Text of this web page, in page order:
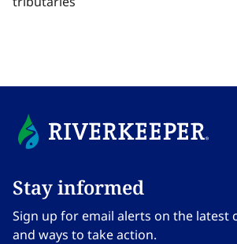
Stay informed​​​​‌ ‍ ​‍​‍‌‍ ‌ ​‍‌‍‍‌‌‍‌ ‌‍‍‌‌‍ ‍​‍​‍​ ‍‍​‍​‍‌ ​ ‌‍​‌‌‍ ‍‌‍‍‌‌ ‌​‌ ‍‌​‍ ‍‌‍‍‌‌‍ ​‍​‍​‍ ​​‍​‍‌‍‍​‌ ​‍‌‍‌‌‌‍‌‍​‍​‍​ ‍‍​‍​‍‌‍‍​‌ ‌​‌ ‌​‌ ​​‌ ​ ​ ‍‍​‍ ​‍ ‌‍​ ‌‍ ‌‌ ​ ​‍ ‍‌‍ ‌‌‍​‌‌‍‍‌‌‍ ‍​‍ ‍​ ​‍​ ​​​ ​‍​ ‌​‌ ​‍‌‍‌‌‌‍‌​‌‍‌‌‌ ​ ‌‍‍‌‌‍‌ ‌‍ ‍​‍ ‍‌ ​‍‌‍‍‌‌ ‌‍‌‍‌‌‌ ​‍‌‍‍ ‌‍‌‌‌‍‌‌‌ ​​‌‍‌‌‌ ​‍​‍ ‍‌‍ ‌ ​‍‌‍‌ ​‍ ‌‍‍‌‌‍ ‍‌ ‌​‌‍‌‌‌‍ ‍‌ ‌​​‍ ‌‍‌‌‌‍‌​‌‍‍‌‌ ‌​​‍ ‌‍ ‌‌‍ ‌‍‌​‌‍‌‌​ ‌‌ ​​‌ ​‍‌‍‌‌‌ ​ ‌‍‌‌‌‍ ‍‌ ‌​‌‍​‌‌ ‌​‌‍‍‌‌‍ ‌‍ ‍​ ‍ ‌‍‍‌‌‍‌​​ ‌‌‍‌‍‌‍ ‌‍ ‌ ‌​‌‍‌‌‌ ​‍​ ‍ ‌ ‌​‌ ‍‌‌ ​​‌‍‌‌​ ‌‌‍‌‍‌‍ ‌‍ ‌ ‌​‌‍‌‌‌ ​‍​ ‍ ‌ ​​‌‍​‌‌ ‌​‌‍‍​​ ‌‌‍ ‍‌‍‌‌‌ ‌ ‌ ​ ‌‍ ​‌‍‌‌‌ ‌​‌ ‌​‌‍‌‌‌ ​‍​‍ ‍‌ ‌​‌‍‍‌‌ ‌​‌‍ ​‌‍‌‌​ ‌‍​‍‌‍​‌‌ ​ ‌‍‌‌‌‌‌‌‌ ​‍‌‍ ​​ ‌‌‍‍​‌ ‌​‌ ‌​‌ ​​‌ ​ ​‍‌‌​ ​ ‌​​‌​‍‌‌​ ​‍‌​‌‍​‍‌‌​ ​‍‌​‌‍‌‍​ ‌‍ ‌‌ ​ ​‍ ‍‌‍ ‌‌‍​‌‌‍‍‌‌‍ ‍​‍ ‍​ ​‍​ ​​​ ​‍​ ‌​‌ ​‍‌‍‌‌‌‍‌​‌‍‌‌‌ ​ ‌‍‍‌‌‍‌ ‌‍ ‍​‍ ‍‌ ​‍‌‍‍‌‌ ‌‍‌‍‌‌‌ ​‍‌‍‍ ‌‍‌‌‌‍‌‌‌ ​​‌‍‌‌‌ ​‍​‍ ‍‌‍ ‌ ​‍‌‍‌ ​‍‌‍‌‍‍‌‌‍‌​​ ‌‌‍‌‍‌‍ ‌‍ ‌ ‌​‌‍‌‌‌ ​‍​‍‌‍‌ ‌​‌ ‍‌‌ ​​‌‍‌‌​ ‌‌‍‌‍‌‍ ‌‍ ‌ ‌​‌‍‌‌‌ ​‍​‍‌‍‌ ​​‌‍​‌‌ ‌​‌‍‍​​ ‌‌‍ ‍‌‍‌‌‌ ‌ ‌ ​ ‌‍ ​‌‍‌‌‌ ‌​‌ ‌​‌‍‌‌‌ ​‍​‍ ‍‌ ‌​‌‍‍‌‌ ‌​‌‍ ​‌‍‌‌​‍‌‍‌ ​​‌‍‌‌‌ ​‍‌ ​ ‌ ​​‌‍‌‌‌‍​ ‌ ‌​‌‍‍‌‌ ‌‍‌‍‌‌​ ‌‌ ​​‌ ‌‌‌‍​‍‌‍ ​‌‍‍‌‌ ​ ‌‍‍​‌‍‌‌‌‍‌​​‍​‍‌ ‌
Sign up for email alerts on the latest
and ways to take action.​​​​‌ ‍ ​‍​‍‌‍ ‌ ​‍‌‍‍‌‌‍‌ ‌‍‍‌‌‍ ‍​‍​‍​ ‍‍​‍​‍‌ ​ ‌‍​‌‌‍ ‍‌‍‍‌‌ ‌​‌ ‍‌​‍ ‍‌‍‍‌‌‍ ​‍​‍​‍ ​​‍​‍‌‍‍​‌ ​‍‌‍‌‌‌‍‌‍​‍​‍​ ‍‍​‍​‍‌‍‍​‌ ‌​‌ ‌​‌ ​​‌ ​ ​ ‍‍​‍ ​‍ ‌‍​ ‌‍ ‌‌ ​ ​‍ ‍‌‍ ‌‌‍​‌‌‍‍‌‌‍ ‍​‍ ‍​ ​‍​ ​​​ ​‍​ ‌​‌ ​‍‌‍‌‌‌‍‌​‌‍‌‌‌ ​ ‌‍‍‌‌‍‌ ‌‍ ‍​‍ ‍‌ ​‍‌‍‍‌‌ ‌‍‌‍‌‌‌ ​‍‌‍‍ ‌‍‌‌‌‍‌‌‌ ​​‌‍‌‌‌ ​‍​‍ ‍‌‍ ‌ ​‍‌‍‌ ​‍ ‌‍‍‌‌‍ ‍‌ ‌​‌‍‌‌‌‍ ‍‌ ‌​​‍ ‌‍‌‌‌‍‌​‌‍‍‌‌ ‌​​‍ ‌‍ ‌‌‍ ‌‍‌​‌‍‌‌​ ‌‌ ​​‌ ​‍‌‍‌‌‌ ​ ‌‍‌‌‌‍ ‍‌ ‌​‌‍​‌‌ ‌​‌‍‍‌‌‍ ‌‍ ‍​ ‍ ‌‍‍‌‌‍‌​​ ‌‌‍‌‍‌‍ ‌‍ ‌ ‌​‌‍‌‌‌ ​‍​ ‍ ‌ ‌​‌ ‍‌‌ ​​‌‍‌‌​ ‌‌‍‌‍‌‍ ‌‍ ‌ ‌​‌‍‌‌‌ ​‍​ ‍ ‌ ​​‌‍​‌‌ ‌​‌‍‍​​ ‌‌‍ ‍‌‍‌‌‌ ‌ ‌ ​ ‌‍ ​‌‍‌‌‌ ‌​‌ ‌​‌‍‌‌‌ ​‍​‍ ‍‌‍‌​‌‍‌‌‌ ​ ‌‍​ ‌ ​‍‌‍‍‌‌ ​​‌ ‌​‌‍‍‌‌‍ ‌‍ ‍​ ‌‍​‍‌‍​‌‌ ​ ‌‍‌‌‌‌‌‌‌ ​‍‌‍ ​​ ‌‌‍‍​‌ ‌​‌ ‌​‌ ​​‌ ​ ​‍‌‌​ ​ ‌​​‌​‍‌‌​ ​‍‌​‌‍​‍‌‌​ ​‍‌​‌‍‌‍​ ‌‍ ‌‌ ​ ​‍ ‍‌‍ ‌‌‍​‌‌‍‍‌‌‍ ‍​‍ ‍​ ​‍​ ​​​ ​‍​ ‌​‌ ​‍‌‍‌‌‌‍‌​‌‍‌‌‌ ​ ‌‍‍‌‌‍‌ ‌‍ ‍​‍ ‍‌ ​‍‌‍‍‌‌ ‌‍‌‍‌‌‌ ​‍‌‍‍ ‌‍‌‌‌‍‌‌‌ ​​‌‍‌‌‌ ​‍​‍ ‍‌‍ ‌ ​‍‌‍‌ ​‍‌‍‌‍‍‌‌‍‌​​ ‌‌‍‌‍‌‍ ‌‍ ‌ ‌​‌‍‌‌‌ ​‍​‍‌‍‌ ‌​‌ ‍‌‌ ​​‌‍‌‌​ ‌‌‍‌‍‌‍ ‌‍ ‌ ‌​‌‍‌‌‌ ​‍​‍‌‍‌ ​​‌‍​‌‌ ‌​‌‍‍​​ ‌‌‍ ‍‌‍‌‌‌ ‌ ‌ ​ ‌‍ ​‌‍‌‌‌ ‌​‌ ‌​‌‍‌‌‌ ​‍​‍ ‍‌‍‌​‌‍‌‌‌ ​ ‌‍​ ‌ ​‍‌‍‍‌‌ ​​‌ ‌​‌‍‍‌‌‍ ‌‍ ‍​‍‌‍‌ ​​‌‍‌‌‌ ​‍‌ ​ ‌ ​​‌‍‌‌‌‍​ ‌ ‌​‌‍‍‌‌ ‌‍‌‍‌‌​ ‌‌ ​​‌ ‌‌‌‍​‍‌‍ ​‌‍‍‌‌ ​ ‌‍‍​‌‍‌‌‌‍‌​​‍​‍‌ ‌